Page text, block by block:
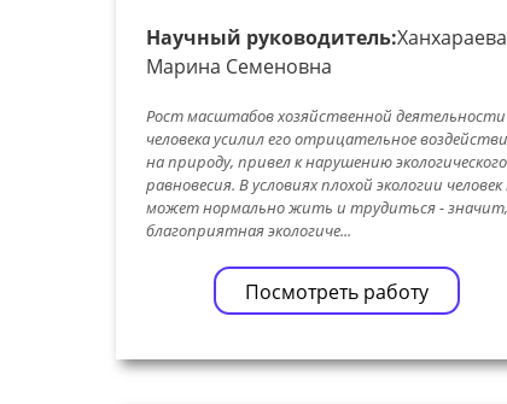
Научный руководитель:Ханхараева
Марина Семеновна
Рост масштабов хозяйственной деятельности
человека усилил его отрицательное
на природу, привел к нарушению экологического
равновесия. В условиях плохой экологии человек
может нормально жить и трудиться - значит,
благоприятная экологиче...
Посмотреть работу